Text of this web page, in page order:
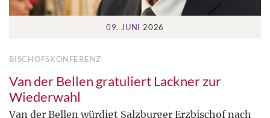
09. JUNI 2026
BISCHOFSKONFERENZ
Van der Bellen gratuliert Lackner zur
Wiederwahl
Van der Bellen würdigt Salzburger Erzbischof nach